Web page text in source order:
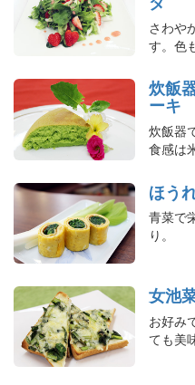
さわや
す。色
炊飯
ーキ
炊飯器
食感は
ほう
青菜で
り。
女池
お好み
ても美